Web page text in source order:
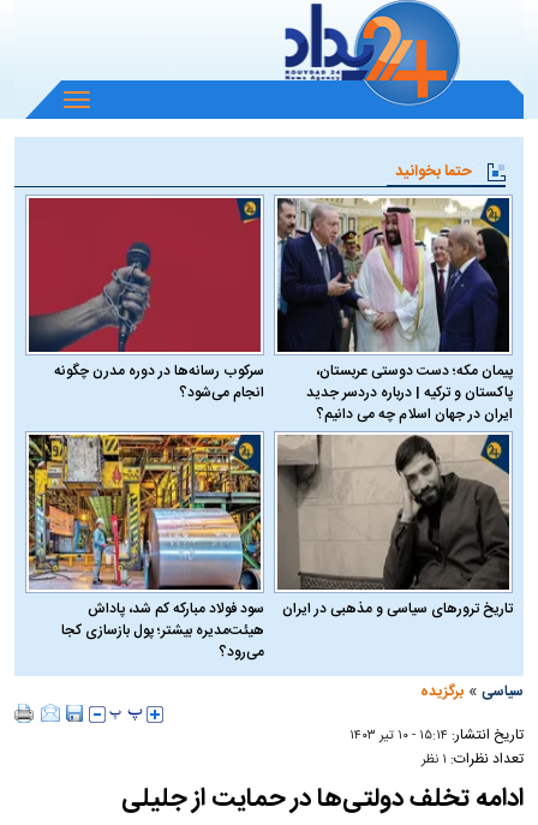
باز
و
منو
حتما بخوانید
پیمان مکه؛ دست دوستی عربستان،
پاکستان و ترکیه | درباره دردسر جدید
ایران در جهان اسلام چه می دانیم؟
سرکوب رسانه‌ها در دوره مدرن چگونه
انجام می‌شود؟
تاریخ ترورهای سیاسی و مذهبی در ایران
سود فولاد مبارکه کم شد، پاداش
هیئت‌مدیره بیشتر؛ پول بازسازی کجا
می‌رود؟
سیاسی »برگزیده
تاریخ انتشار: ۱۵:۱۴ - ۱۰ تير ۱۴۰۳
تعداد نظرات: ۱ نظر
ادامه تخلف دولتی‌ها در حمایت از جلیلی